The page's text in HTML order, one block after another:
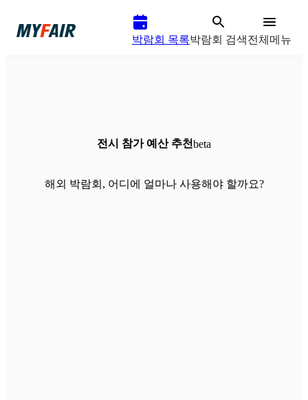
박람회 목록박람회 검색전체메뉴
전시 참가 예산 추천beta
해외 박람회, 어디에 얼마나 사용해야 할까요?